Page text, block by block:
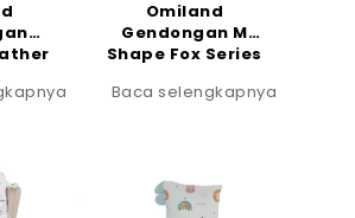
Omiland
Gendongan M
Shape Fox Series
Baca selengkapnya